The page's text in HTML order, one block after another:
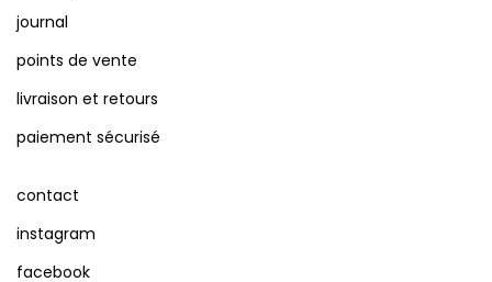
journal
points de vente
livraison et retours
paiement sécurisé
contact
instagram
facebook